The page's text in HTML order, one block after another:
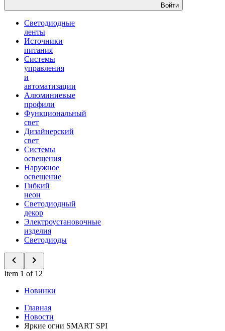
Войти
Светодиодные
ленты
Источники
питания
Системы
управления
и
автоматизации
Алюминиевые
профили
Функциональный
свет
Дизайнерский
свет
Системы
освещения
Наружное
освещение
Гибкий
неон
Светодиодный
декор
Электроустановочные
изделия
Светодиоды
Item 1 of 12
Новинки
Главная
Новости
Яркие огни SMART SPI